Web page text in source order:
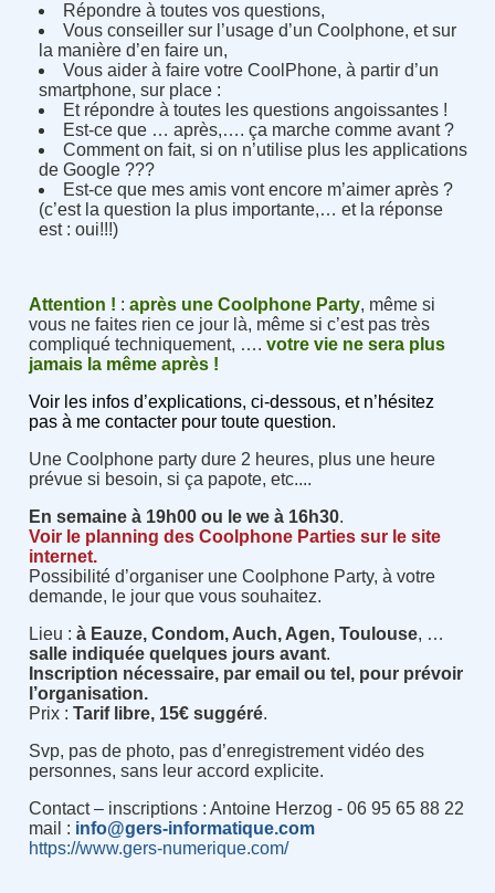
Répondre à toutes vos questions,
Vous conseiller sur l’usage d’un Coolphone, et sur
la manière d’en faire un,
Vous aider à faire votre CoolPhone, à partir d’un
smartphone, sur place :
Et répondre à toutes les questions angoissantes !
Est-ce que … après,…. ça marche comme avant ?
Comment on fait, si on n’utilise plus les applications
de Google ???
Est-ce que mes amis vont encore m’aimer après ?
(c’est la question la plus importante,… et la réponse
est : oui!!!)
Attention ! : après une Coolphone Party, même si
vous ne faites rien ce jour là, même si c’est pas très
compliqué techniquement, …. votre vie ne sera plus
jamais la même après !
Voir les infos d’explications, ci-dessous, et n’hésitez
pas à me contacter pour toute question.
Une Coolphone party dure 2 heures, plus une heure
prévue si besoin, si ça papote, etc....
En semaine à 19h00 ou le we à 16h30.
Voir le planning des Coolphone Parties sur le site
internet.
Possibilité d’organiser une Coolphone Party, à votre
demande, le jour que vous souhaitez.
Lieu : à Eauze, Condom, Auch, Agen, Toulouse, …
salle indiquée quelques jours avant.
Inscription nécessaire, par email ou tel, pour prévoir
l’organisation.
Prix : Tarif libre, 15€ suggéré.
Svp, pas de photo, pas d’enregistrement vidéo des
personnes, sans leur accord explicite.
Contact – inscriptions : Antoine Herzog - 06 95 65 88 22
mail : info@gers-informatique.com
https://www.gers-numerique.com/